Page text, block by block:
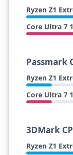
Ryzen Z1
Core Ultra 7
Passmark
Ryzen Z1
Core Ultra 7
3DMark
Ryzen Z1